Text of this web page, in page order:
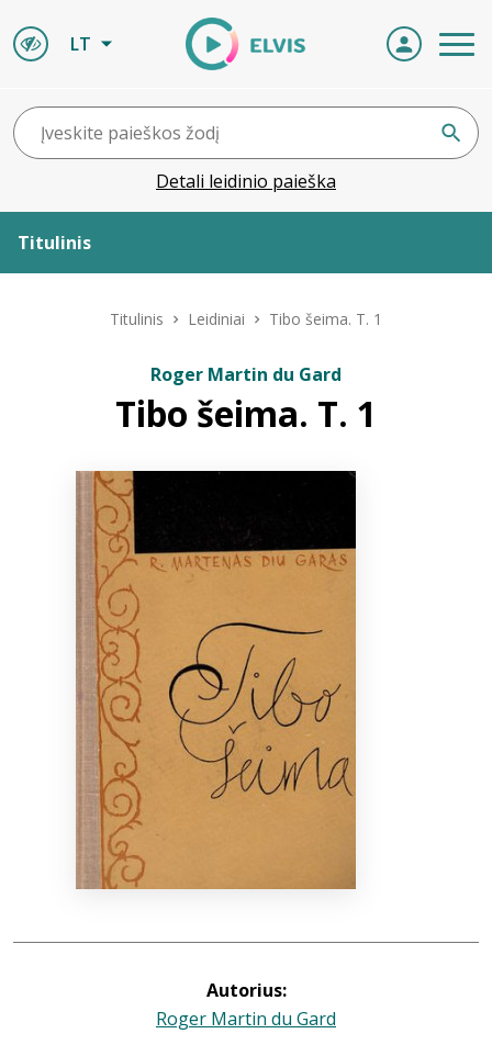
LT
Detali leidinio paieška
Titulinis
ELVIS atvyksta
Naujienos
Bibliotekoms
Titulinis Leidiniai Tibo šeima. T. 1
Roger Martin du Gard
Tibo šeima. T. 1
Autorius:
Roger Martin du Gard